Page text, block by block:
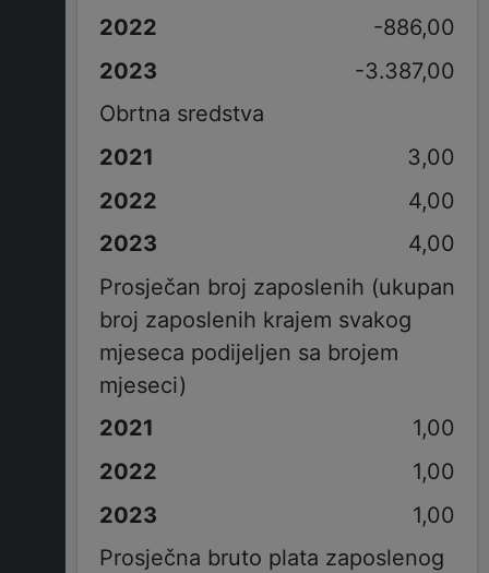
-886,00
-3.387,00
Obrtna sredstva
3,00
4,00
4,00
Prosječan broj zaposlenih (ukupan
broj zaposlenih krajem svakog
mjeseca podijeljen sa brojem
mjeseci)
1,00
1,00
1,00
Prosječna bruto plata zaposlenog